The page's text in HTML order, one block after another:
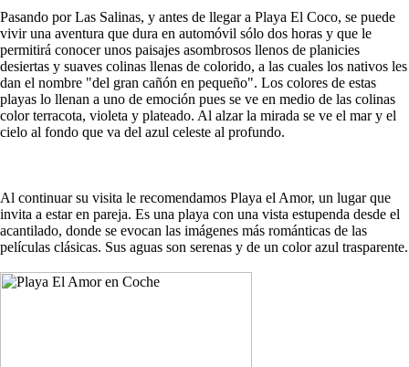
Pasando por Las Salinas, y antes de llegar a Playa El Coco, se puede
vivir una aventura que dura en automóvil sólo dos horas y que le
permitirá conocer unos paisajes asombrosos llenos de planicies
desiertas y suaves colinas llenas de colorido, a las cuales los nativos les
dan el nombre "del gran cañón en pequeño". Los colores de estas
playas lo llenan a uno de emoción pues se ve en medio de las colinas
color terracota, violeta y plateado. Al alzar la mirada se ve el mar y el
cielo al fondo que va del azul celeste al profundo.
Al continuar su visita le recomendamos Playa el Amor, un lugar que
invita a estar en pareja. Es una playa con una vista estupenda desde el
acantilado, donde se evocan las imágenes más románticas de las
películas clásicas. Sus aguas son serenas y de un color azul trasparente.